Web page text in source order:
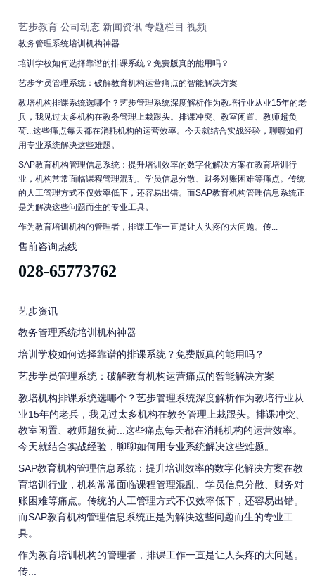
艺步教育 公司动态 新闻资讯 专题栏目 视频
教务管理系统培训机构神器
培训学校如何选择靠谱的排课系统？免费版真的能用吗？
艺步学员管理系统：破解教育机构运营痛点的智能解决方案
教培机构排课系统选哪个？艺步管理系统深度解析作为教培行业从业15年的老
兵，我见过太多机构在教务管理上栽跟头。排课冲突、教室闲置、教师超负
荷...这些痛点每天都在消耗机构的运营效率。今天就结合实战经验，聊聊如何
用专业系统解决这些难题。
SAP教育机构管理信息系统：提升培训效率的数字化解决方案在教育培训行
业，机构常常面临课程管理混乱、学员信息分散、财务对账困难等痛点。传统
的人工管理方式不仅效率低下，还容易出错。而SAP教育机构管理信息系统正
是为解决这些问题而生的专业工具。
作为教育培训机构的管理者，排课工作一直是让人头疼的大问题。传...
售前咨询热线
028-65773762
艺步资讯
教务管理系统培训机构神器
培训学校如何选择靠谱的排课系统？免费版真的能用吗？
艺步学员管理系统：破解教育机构运营痛点的智能解决方案
教培机构排课系统选哪个？艺步管理系统深度解析作为教培行业从
业15年的老兵，我见过太多机构在教务管理上栽跟头。排课冲突、
教室闲置、教师超负荷...这些痛点每天都在消耗机构的运营效率。
今天就结合实战经验，聊聊如何用专业系统解决这些难题。
SAP教育机构管理信息系统：提升培训效率的数字化解决方案在教
育培训行业，机构常常面临课程管理混乱、学员信息分散、财务对
账困难等痛点。传统的人工管理方式不仅效率低下，还容易出错。
而SAP教育机构管理信息系统正是为解决这些问题而生的专业工
具。
作为教育培训机构的管理者，排课工作一直是让人头疼的大问题。
传...